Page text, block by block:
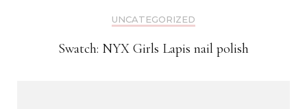
UNCATEGORIZED
Swatch: NYX Girls Lapis nail polish